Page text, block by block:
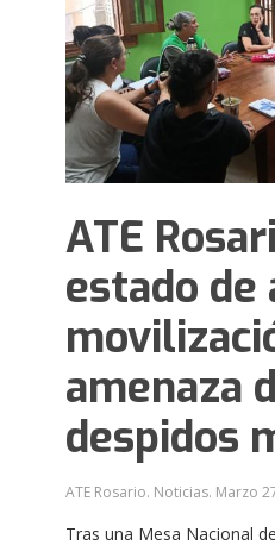
ATE
estado
amenaza
despidos
ATE Rosario. Noticias. Marzo
Tras una Mesa Nacional